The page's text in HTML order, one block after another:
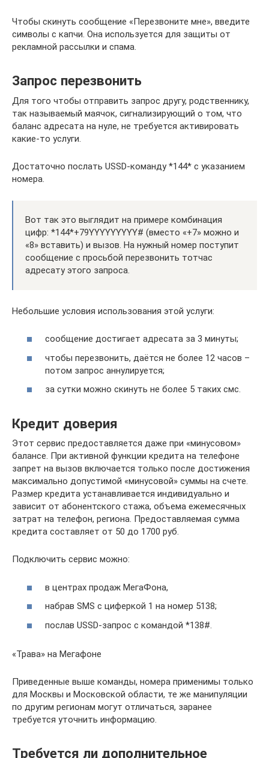
Чтобы скинуть сообщение «Перезвоните мне», введите
символы с капчи. Она используется для защиты от
рекламной рассылки и спама.
Запрос перезвонить
Для того чтобы отправить запрос другу, родственнику,
так называемый маячок, сигнализирующий о том, что
баланс адресата на нуле, не требуется активировать
какие-то услуги.
Достаточно послать USSD-команду *144* с указанием
номера.
Вот так это выглядит на примере комбинация
цифр: *144*+79YYYYYYYYY# (вместо «+7» можно и
«8» вставить) и вызов. На нужный номер поступит
сообщение с просьбой перезвонить тотчас
адресату этого запроса.
Небольшие условия использования этой услуги:
сообщение достигает адресата за 3 минуты;
чтобы перезвонить, даётся не более 12 часов –
потом запрос аннулируется;
за сутки можно скинуть не более 5 таких смс.
Кредит доверия
Этот сервис предоставляется даже при «минусовом»
балансе. При активной функции кредита на телефоне
запрет на вызов включается только после достижения
максимально допустимой «минусовой» суммы на счете.
Размер кредита устанавливается индивидуально и
зависит от абонентского стажа, объема ежемесячных
затрат на телефон, региона. Предоставляемая сумма
кредита составляет от 50 до 1700 руб.
Подключить сервис можно:
в центрах продаж МегаФона,
набрав SMS с циферкой 1 на номер 5138;
послав USSD-запрос с командой *138#.
«Трава» на Мегафоне
Приведенные выше команды, номера применимы только
для Москвы и Московской области, те же манипуляции
по другим регионам могут отличаться, заранее
требуется уточнить информацию.
Требуется ли дополнительное